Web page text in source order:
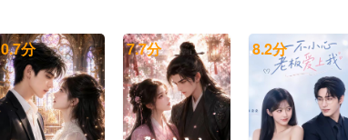
20260605下 20260605纯享 20260606未播 20260607未播
20260612下 20260613未播 20260614未播 20260617未播
0.7分 7.7分 8.2分